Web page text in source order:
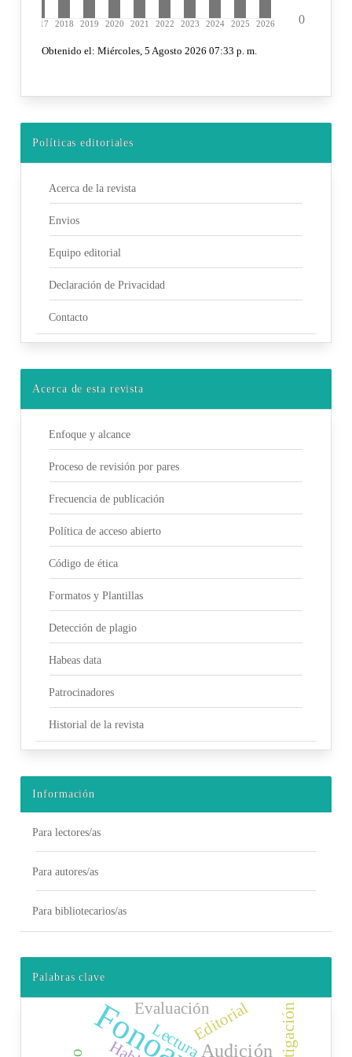
Políticas editoriales
Acerca de la revista
Envios
Equipo editorial
Declaración de Privacidad
Contacto
Acerca de esta revista
Enfoque y alcance
Proceso de revisión por pares
Frecuencia de publicación
Política de acceso abierto
Código de ética
Formatos y Plantillas
Detección de plagio
Habeas data
Patrocinadores
Historial de la revista
Información
Para lectores/as
Para autores/as
Para bibliotecarios/as
Palabras clave
Audición
LecturaEditorial
Evaluación